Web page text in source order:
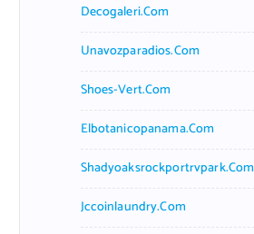
Decogaleri.com
Unavozparadios.com
Shoes-Vert.com
Elbotanicopanama.com
Shadyoaksrockportrvpark.com
Jccoinlaundry.com